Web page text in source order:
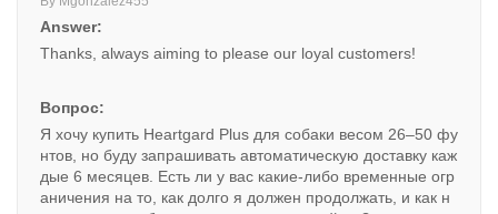
Answer:
Thanks, always aiming to please our loyal customers!
Вопрос:
Я хочу купить Heartgard Plus для собаки весом 26–50 фу
нтов, но буду запрашивать автоматическую доставку каж
дые 6 месяцев. Есть ли у вас какие-либо временные огр
аничения на то, как долго я должен продолжать, и как н